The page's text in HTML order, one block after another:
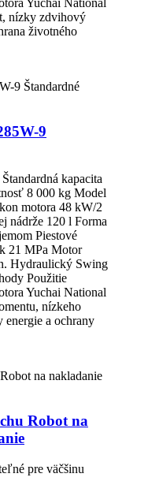
nízky zdvihový
životného
9
kapacita
8 000 kg Model
motora 48 kW/2
nádrže 120 l Forma
Piestové
21 MPa Motor
Hydraulický Swing
Použitie
Yuchai National
nízkeho
energie a ochrany
Robot na
pre väčšinu